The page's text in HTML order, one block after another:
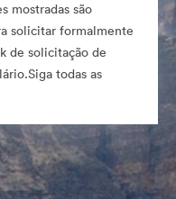
mostradas são
solicitar formalmente
de solicitação de
todas as